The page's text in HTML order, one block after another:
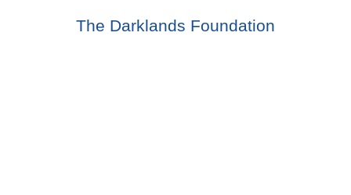
The Darklands Foundation